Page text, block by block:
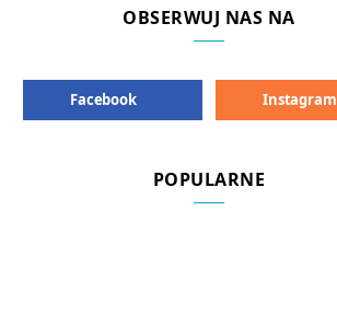
OBSERWUJ NAS NA
Facebook Instagram
POPULARNE